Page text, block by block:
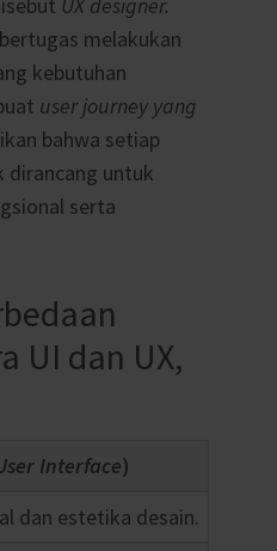
UX designer.
melakukan
kebutuhan
user journey yang
bahwa setiap
dirancang untuk
serta
UI dan UX,
Interface)
dan estetika desain.